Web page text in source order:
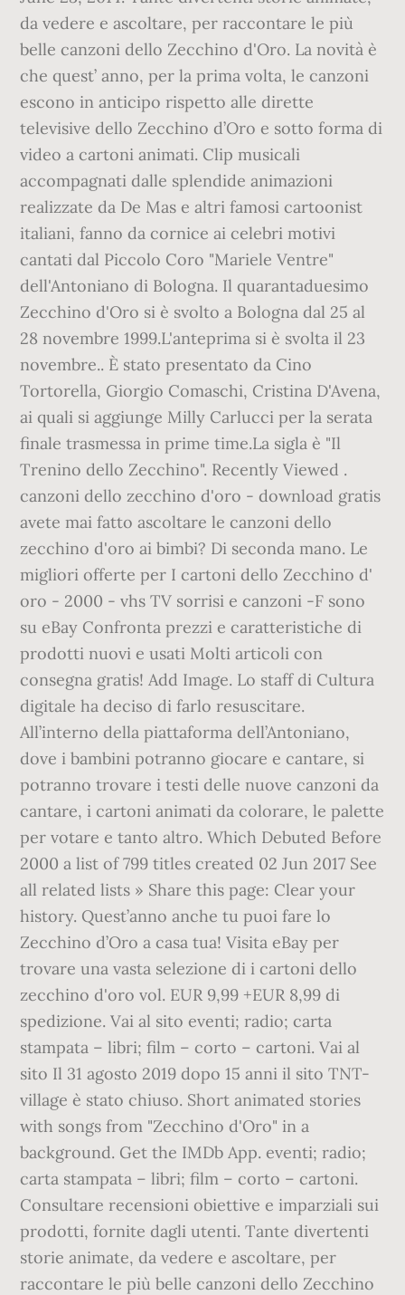
da vedere e ascoltare, per raccontare le più
belle canzoni dello Zecchino d'Oro. La novità è
che quest’ anno, per la prima volta, le canzoni
escono in anticipo rispetto alle dirette
televisive dello Zecchino d’Oro e sotto forma di
video a cartoni animati. Clip musicali
accompagnati dalle splendide animazioni
realizzate da De Mas e altri famosi cartoonist
italiani, fanno da cornice ai celebri motivi
cantati dal Piccolo Coro "Mariele Ventre"
dell'Antoniano di Bologna. Il quarantaduesimo
Zecchino d'Oro si è svolto a Bologna dal 25 al
28 novembre 1999.L'anteprima si è svolta il 23
novembre.. È stato presentato da Cino
Tortorella, Giorgio Comaschi, Cristina D'Avena,
ai quali si aggiunge Milly Carlucci per la serata
finale trasmessa in prime time.La sigla è "Il
Trenino dello Zecchino". Recently Viewed .
canzoni dello zecchino d'oro - download gratis
avete mai fatto ascoltare le canzoni dello
zecchino d'oro ai bimbi? Di seconda mano. Le
migliori offerte per I cartoni dello Zecchino d'
oro - 2000 - vhs TV sorrisi e canzoni -F sono
su eBay Confronta prezzi e caratteristiche di
prodotti nuovi e usati Molti articoli con
consegna gratis! Add Image. Lo staff di Cultura
digitale ha deciso di farlo resuscitare.
All’interno della piattaforma dell’Antoniano,
dove i bambini potranno giocare e cantare, si
potranno trovare i testi delle nuove canzoni da
cantare, i cartoni animati da colorare, le palette
per votare e tanto altro. Which Debuted Before
2000 a list of 799 titles created 02 Jun 2017 See
all related lists » Share this page: Clear your
history. Quest’anno anche tu puoi fare lo
Zecchino d’Oro a casa tua! Visita eBay per
trovare una vasta selezione di i cartoni dello
zecchino d'oro vol. EUR 9,99 +EUR 8,99 di
spedizione. Vai al sito eventi; radio; carta
stampata – libri; film – corto – cartoni. Vai al
sito Il 31 agosto 2019 dopo 15 anni il sito TNT-
village è stato chiuso. Short animated stories
with songs from "Zecchino d'Oro" in a
background. Get the IMDb App. eventi; radio;
carta stampata – libri; film – corto – cartoni.
Consultare recensioni obiettive e imparziali sui
prodotti, fornite dagli utenti. Tante divertenti
storie animate, da vedere e ascoltare, per
raccontare le più belle canzoni dello Zecchino